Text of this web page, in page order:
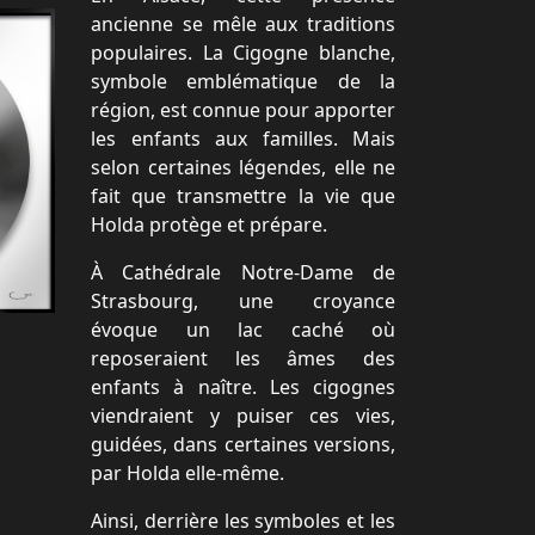
ancienne se mêle aux traditions
populaires. La Cigogne blanche,
symbole emblématique de la
région, est connue pour apporter
les enfants aux familles. Mais
selon certaines légendes, elle ne
fait que transmettre la vie que
Holda protège et prépare.
À Cathédrale Notre-Dame de
Strasbourg, une croyance
évoque un lac caché où
reposeraient les âmes des
enfants à naître. Les cigognes
viendraient y puiser ces vies,
guidées, dans certaines versions,
par Holda elle-même.
Ainsi, derrière les symboles et les